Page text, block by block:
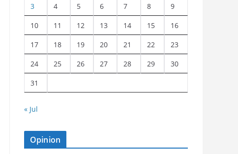
3 4 5 6 7 8 9
10 11 12 13 14 15 16
17 18 19 20 21 22 23
24 25 26 27 28 29 30
31
« Jul
Opinion